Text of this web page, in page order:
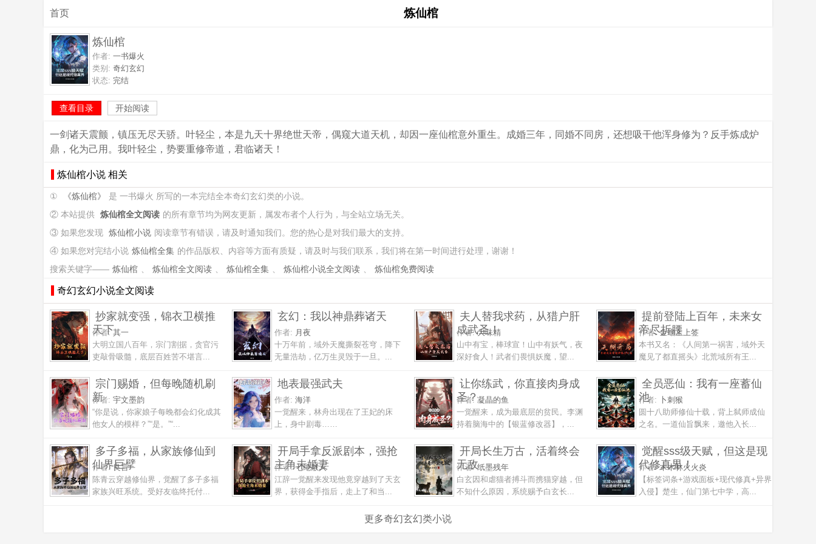
首页 炼仙棺
炼仙棺
作者: 一书爆火
类别: 奇幻玄幻
状态: 完结
查看目录 开始阅读
一剑诸天震颤，镇压无尽天骄。叶轻尘，本是九天十界绝世天帝，偶窥大道天机，却因一座仙棺意外重生。成婚三年，同婚不同房，还想吸干他浑身修为？反手炼成炉
鼎，化为己用。我叶轻尘，势要重修帝道，君临诸天！
炼仙棺小说 相关
① 《炼仙棺》
是 一书爆火 所写的一本完结全本奇幻玄幻类的小说。
② 本站提供 炼仙棺全文阅读 的所有章节均为网友更新，属发布者个人行为，与全站立场无关。
③ 如果您发现 炼仙棺小说 阅读章节有错误，请及时通知我们。您的热心是对我们最大的支持。
④ 如果您对完结小说 炼仙棺全集 的作品版权、内容等方面有质疑，请及时与我们联系，我们将在第一时间进行处理，谢谢！
搜索关键字—— 炼仙棺 、 炼仙棺全文阅读 、 炼仙棺全集 、 炼仙棺小说全文阅读 、 炼仙棺免费阅读
奇幻玄幻小说全文阅读
抄家就变强，锦衣卫横推
天下
作者:其一
大明立国八百年，宗门割据，贪官污
吏敲骨吸髓，底层百姓苦不堪言...
玄幻：我以神鼎葬诸天
作者: 月夜
十万年前，域外天魔撕裂苍穹，降下
无量浩劫，亿万生灵毁于一旦。...
夫人替我求药，从猎户肝
成武圣！
作者:大味精
山中有宝，棒球宣！山中有妖气，夜
深好食人！武者们畏惧妖魔，望...
提前登陆上百年，未来女
帝尽折腰
作者:金蟾上上签
本书又名：《人间第一祸害，域外天
魔见了都直摇头》北荒域所有王...
宗门赐婚，但每晚随机刷
新
作者: 宇文墨韵
“你是说，你家娘子每晚都会幻化成其
他女人的模样？”“是。”“...
地表最强武夫
作者: 海洋
一觉醒来，林舟出现在了王妃的床
上，身中剧毒……
让你练武，你直接肉身成
圣？
作者: 凝晶的鱼
一觉醒来，成为最底层的贫民。李渊
持着脑海中的【银蓝修改器】，...
全员恶仙：我有一座蓄仙
池
作者:
卜刺猴
圆十八助师修仙十载，背上弑师成仙
之名。一道仙旨飘来，邀他入长...
多子多福，从家族修仙到
仙界巨擘
作者:良言
陈青云穿越修仙界，觉醒了多子多福
家族兴旺系统。受好友临终托付...
开局手拿反派剧本，强抢
主角未婚妻
作者:七绝散人
江辞一觉醒来发现他竟穿越到了天玄
界，获得金手指后，走上了和当...
开局长生万古，活着终会
无敌
作者:纸墨残年
白玄因和虐猫者搏斗而携猫穿越，但
不知什么原因，系统赐予白玄长...
觉醒sss级天赋，但这是现
代修真界！
作者:木木林火火炎
【标签词条+游戏面板+现代修真+异界
入侵】楚生，仙门第七中学，高...
更多奇幻玄幻类小说